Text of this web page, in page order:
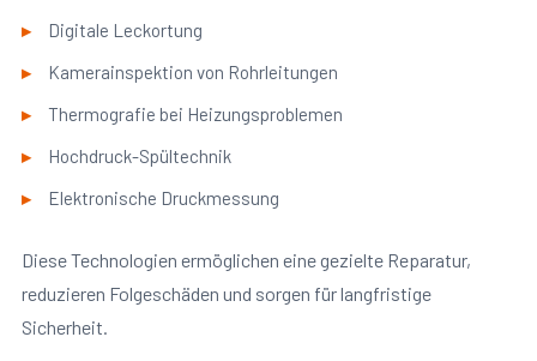
Digitale Leckortung
Kamerainspektion von Rohrleitungen
Thermografie bei Heizungsproblemen
Hochdruck-Spültechnik
Elektronische Druckmessung
Diese Technologien ermöglichen eine gezielte Reparatur,
reduzieren Folgeschäden und sorgen für langfristige
Sicherheit.